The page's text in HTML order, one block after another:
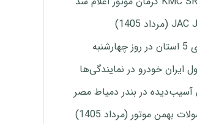
در بندر دمیاط مصر
موتور (مرداد 1405)